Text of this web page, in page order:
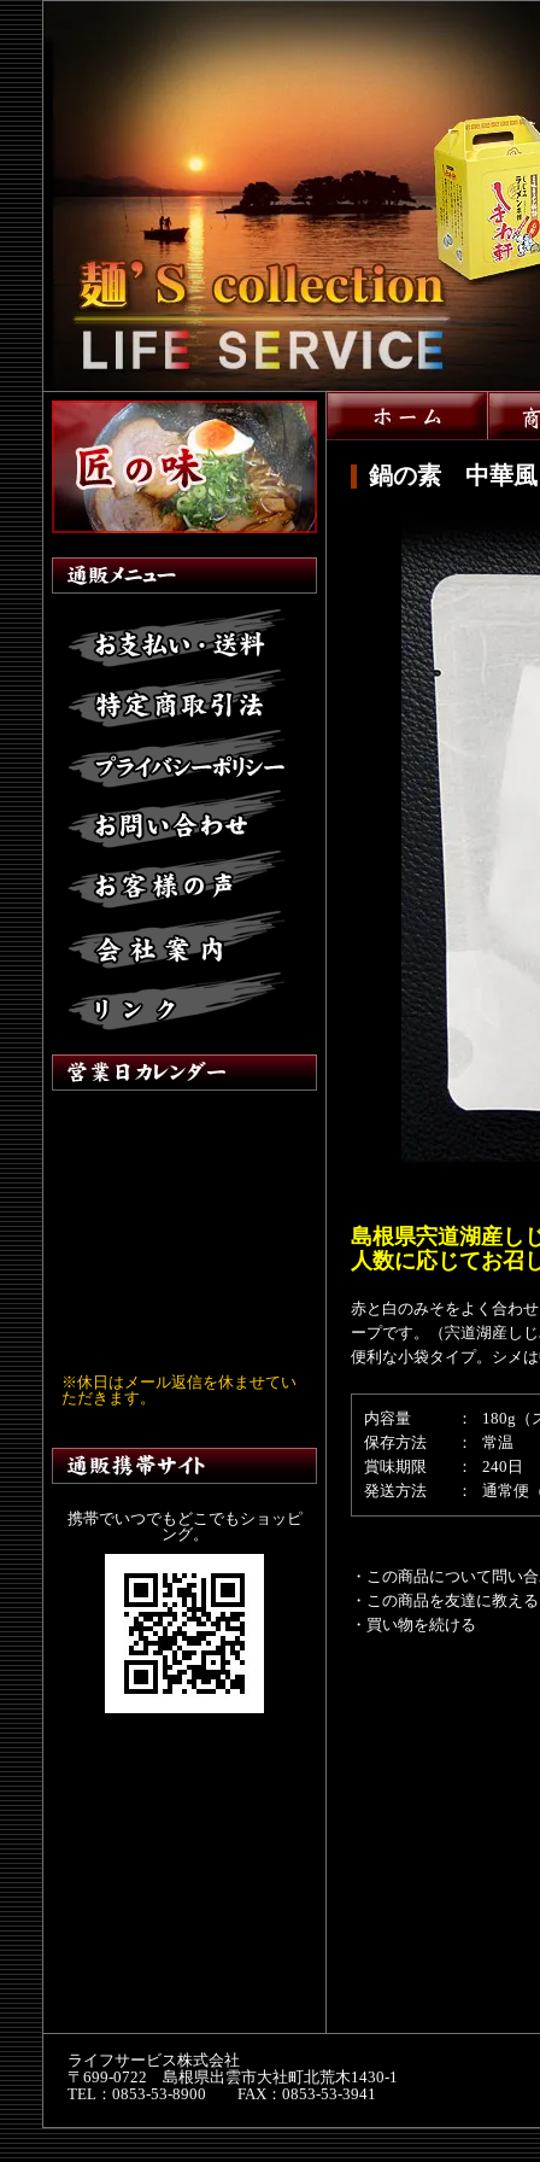
※休日はメール返信を休ませてい
ただきます。
携帯でいつでもどこでもショッピ
ング。
鍋の素 中華風
島根県宍道湖産し
人数に応じてお召
赤と白のみそをよく合わ
ープです。（宍道湖産し
便利な小袋タイプ。シメ
内容量 ：
180g
保存方法
：
常温
賞味期限
：
240日
発送方法
： 通常便
・この商品について問い
・この商品を友達に教える
・買い物を続ける
ライフサービス株式会社
〒699-0722 島根県出雲市大社町北荒木1430-1
TEL：0853-53-8900 FAX：0853-53-3941